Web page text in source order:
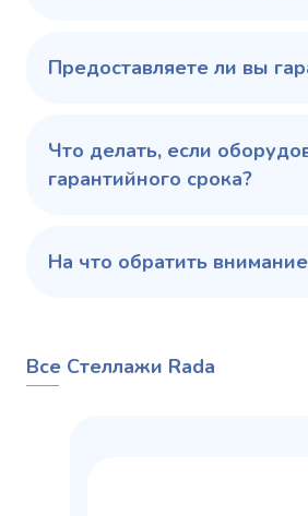
Предоставляете ли вы
Что делать, если
гарантийного срока?
На что обратить
Все Стеллажи Rada